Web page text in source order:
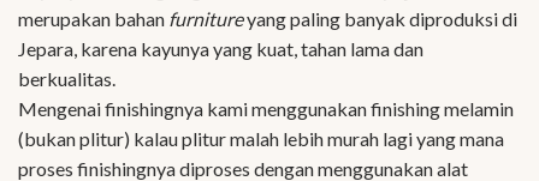
merupakan bahan furnitureyang paling banyak diproduksi di
Jepara, karena kayunya yang kuat, tahan lama dan
berkualitas.
Mengenai finishingnya kami menggunakan finishing melamin
(bukan plitur) kalau plitur malah lebih murah lagi yang mana
proses finishingnya diproses dengan menggunakan alat